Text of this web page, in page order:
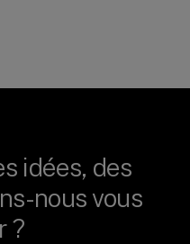
idées, des
nous vous
?